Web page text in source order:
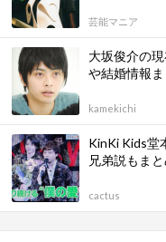
芸能マニア
大坂俊介の
や結婚情報
kamekichi
KinKi Kids堂
兄弟説もま
cactus